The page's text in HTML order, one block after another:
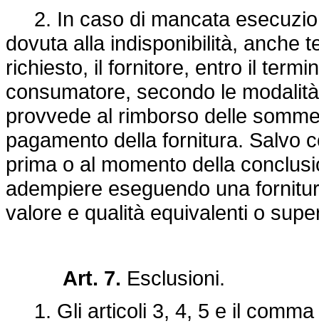
2. In caso di mancata
dovuta alla indisponibilità, anche
richiesto, il fornitore, entro il
consumatore, secondo le
provvede al rimborso delle
pagamento della fornitura. Salvo
prima o al momento della
adempiere eseguendo una
valore e qualità equivalenti o
Art. 7. Esclusioni.
1. Gli articoli 3, 4, 5 e il comma